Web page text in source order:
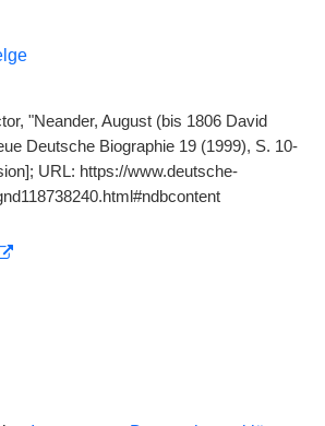
"Neander, August (bis 1806 David
Deutsche Biographie 19 (1999), S. 10-
URL: https://www.deutsche-